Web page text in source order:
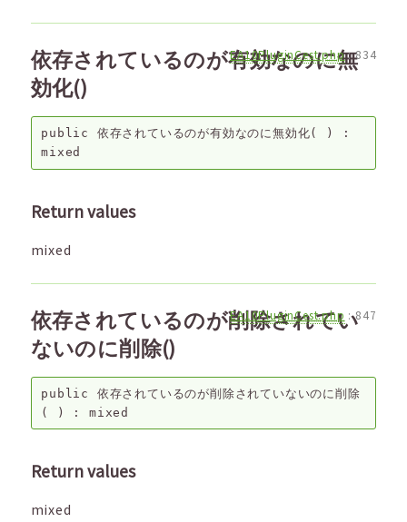
依存されているのが有効なのに無
効化()
EA10PluginCest.php:834
public 依存されているのが有効なのに無効化( ) :
mixed
Return values
mixed
依存されているのが削除されてい
ないのに削除()
EA10PluginCest.php :847
public
依存されているのが削除されていないのに削除
( ) :mixed
Return values
mixed